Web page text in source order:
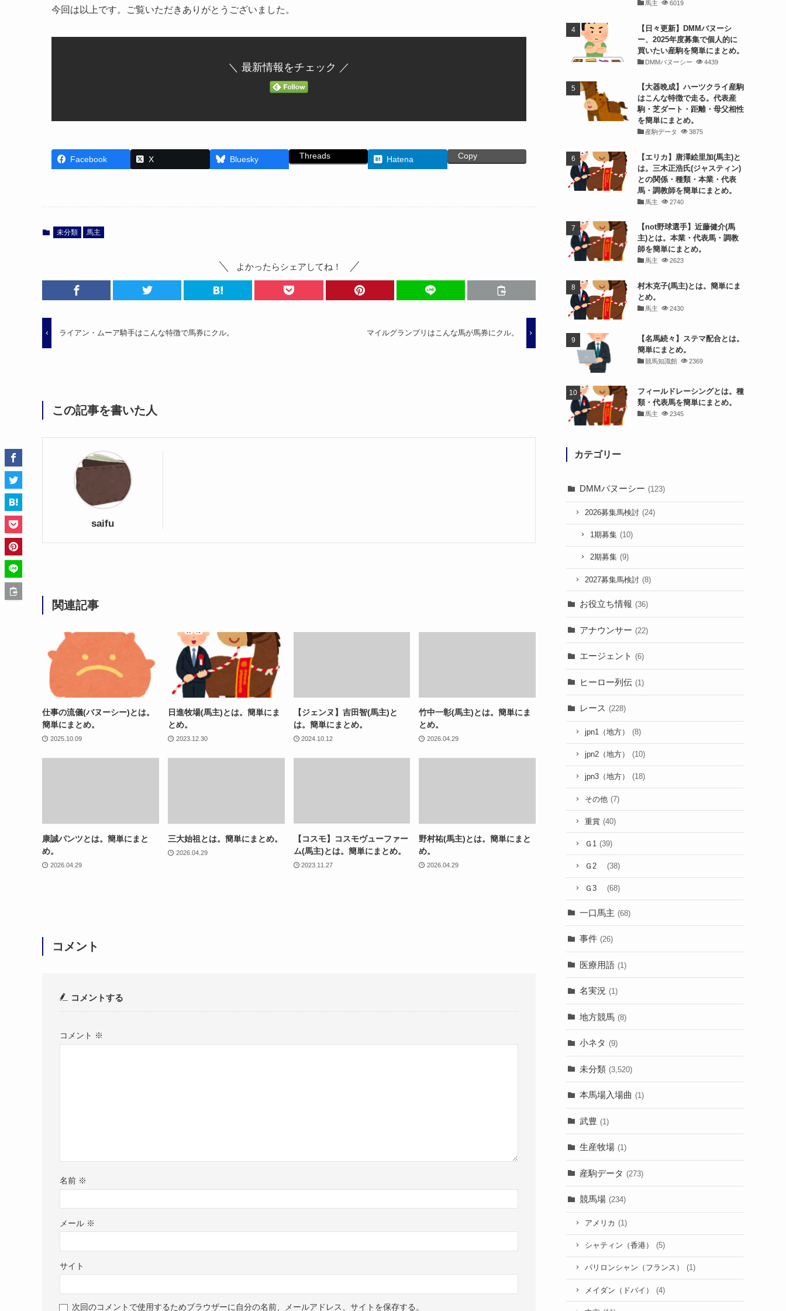
今回は以上です。ご覧いただきありがとうございました。
＼ 最新情報をチェック ／
Facebook X Bluesky Threads Hatena Copy
未分類 馬主
よかったらシェアしてね！
ライアン・ムーア騎手はこんな特徴で馬券にクル。 マイルグランプリはこんな馬が馬券にクル。
この記事を書いた人
saifu
関連記事
仕事の流儀(バヌーシー)とは。
簡単にまとめ。
2025.10.09
日進牧場(馬主)とは。簡単にま
とめ。
2023.12.30
【ジェンヌ】吉田智(馬主)と
は。簡単にまとめ。
2024.10.12
竹中一彰(馬主)とは。簡単にま
とめ。
2026.04.29
康誠パンツとは。簡単にまと
め。
2026.04.29
三大始祖とは。簡単にまとめ。
2026.04.29
【コスモ】コスモヴューファー
ム(馬主)とは。簡単にまとめ。
2023.11.27
野村祐(馬主)とは。簡単にまと
め。
2026.04.29
コメント
コメントする
コメント ※
名前 ※
メール ※
サイト
次回のコメントで使用するためブラウザーに自分の名前、メールアドレス、サイトを保存する。
馬主 6019
【日々更新】DMMバヌーシ
ー、2025年度募集で個人的に
買いたい産駒を簡単にまとめ。
DMMバヌーシー 4439
【大器晩成】ハーツクライ産駒
はこんな特徴で走る。代表産
駒・芝ダート・距離・母父相性
を簡単にまとめ。
産駒データ 3875
【エリカ】唐澤絵里加(馬主)と
は。三木正浩氏(ジャスティン)
との関係・種類・本業・代表
馬・調教師を簡単にまとめ。
馬主 2740
【not野球選手】近藤健介(馬
主)とは。本業・代表馬・調教
師を簡単にまとめ。
馬主 2623
村木克子(馬主)とは。簡単にま
とめ。
馬主 2430
【名馬続々】ステマ配合とは。
簡単にまとめ。
競馬知識館 2369
フィールドレーシングとは。種
類・代表馬を簡単にまとめ。
馬主 2345
カテゴリー
DMMバヌーシー (123)
2026募集馬検討 (24)
1期募集 (10)
2期募集 (9)
2027募集馬検討 (8)
お役立ち情報 (36)
アナウンサー (22)
エージェント (6)
ヒーロー列伝 (1)
レース (228)
jpn1（地方） (8)
jpn2（地方） (10)
jpn3（地方） (18)
その他 (7)
重賞 (40)
Ｇ1 (39)
Ｇ2 (38)
Ｇ3 (68)
一口馬主 (68)
事件 (26)
医療用語 (1)
名実況 (1)
地方競馬 (8)
小ネタ (9)
未分類 (3,520)
本馬場入場曲 (1)
武豊 (1)
生産牧場 (1)
産駒データ (273)
競馬場 (234)
アメリカ (1)
シャティン（香港） (5)
パリロンシャン（フランス） (1)
メイダン（ドバイ） (4)